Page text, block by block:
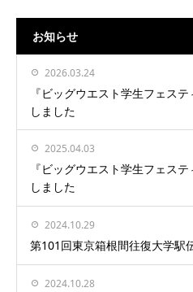
お知らせ
2026.03.24
『ビッグウエスト学生フェス
しました
2025.04.03
『ビッグウエスト学生フェス
しました
2024.10.29
第101回東京箱根間往復大学駅
2024.10.28